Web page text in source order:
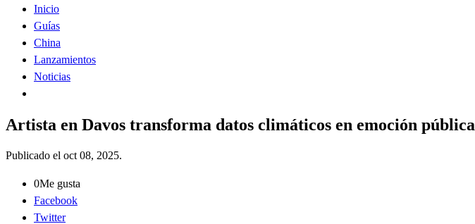
Inicio
Guías
China
Lanzamientos
Noticias
Artista en Davos transforma datos climáticos en emoción pública
Publicado el oct 08, 2025.
0Me gusta
Facebook
Twitter